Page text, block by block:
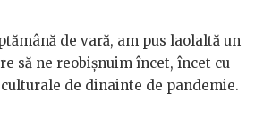
de vară, am pus laolaltă un
să ne reobișnuim încet, încet cu
de dinainte de pandemie.